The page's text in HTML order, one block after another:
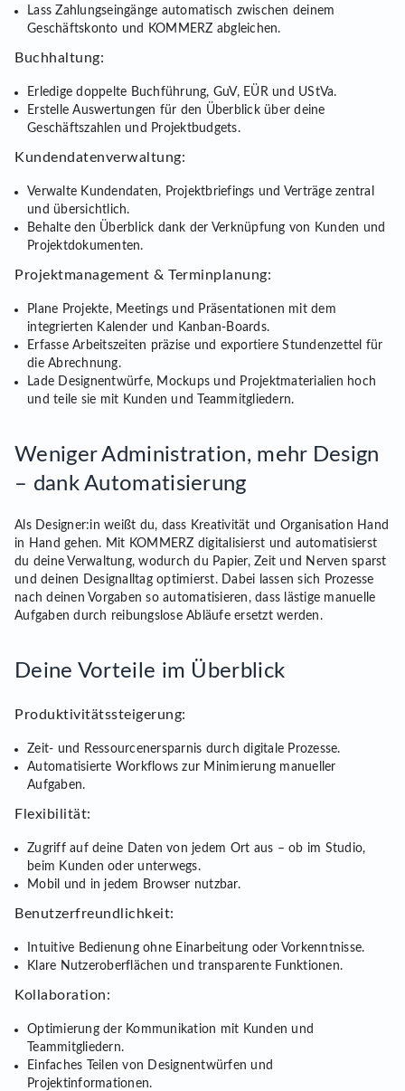
Lass Zahlungseingänge automatisch zwischen deinem
Geschäftskonto und KOMMERZ abgleichen.
Buchhaltung:
Erledige doppelte Buchführung, GuV, EÜR und UStVa.
Erstelle Auswertungen für den Überblick über deine
Geschäftszahlen und Projektbudgets.
Kundendatenverwaltung:
Verwalte Kundendaten, Projektbriefings und Verträge zentral
und übersichtlich.
Behalte den Überblick dank der Verknüpfung von Kunden und
Projektdokumenten.
Projektmanagement & Terminplanung:
Plane Projekte, Meetings und Präsentationen mit dem
integrierten Kalender und Kanban-Boards.
Erfasse Arbeitszeiten präzise und exportiere Stundenzettel für
die Abrechnung.
Lade Designentwürfe, Mockups und Projektmaterialien hoch
und teile sie mit Kunden und Teammitgliedern.
Weniger Administration, mehr Design
– dank Automatisierung
Als Designer:in weißt du, dass Kreativität und Organisation Hand
in Hand gehen. Mit KOMMERZ digitalisierst und automatisierst
du deine Verwaltung, wodurch du Papier, Zeit und Nerven sparst
und deinen Designalltag optimierst. Dabei lassen sich Prozesse
nach deinen Vorgaben so automatisieren, dass lästige manuelle
Aufgaben durch reibungslose Abläufe ersetzt werden.
Deine Vorteile im Überblick
Produktivitätssteigerung:
Zeit- und Ressourcenersparnis durch digitale Prozesse.
Automatisierte Workflows zur Minimierung manueller
Aufgaben.
Flexibilität:
Zugriff auf deine Daten von jedem Ort aus – ob im Studio,
beim Kunden oder unterwegs.
Mobil und in jedem Browser nutzbar.
Benutzerfreundlichkeit:
Intuitive Bedienung ohne Einarbeitung oder Vorkenntnisse.
Klare Nutzeroberflächen und transparente Funktionen.
Kollaboration:
Optimierung der Kommunikation mit Kunden und
Teammitgliedern.
Einfaches Teilen von Designentwürfen und
Projektinformationen.